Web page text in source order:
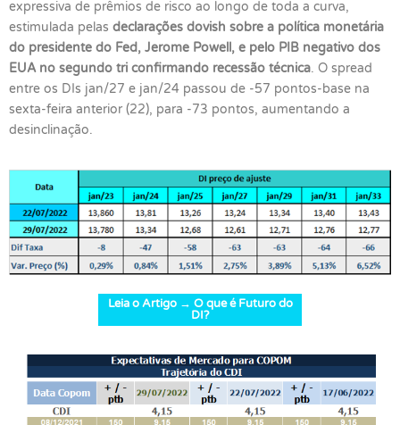
expressiva de prêmios de risco ao longo de toda a curva,
estimulada pelas declarações dovish sobre a política monetária
do presidente do Fed, Jerome Powell, e pelo PIB negativo dos
EUA no segundo tri confirmando recessão técnica. O spread
entre os DIs jan/27 e jan/24 passou de -57 pontos-base na
sexta-feira anterior (22), para -73 pontos, aumentando a
desinclinação.
Leia o Artigo → O que é Futuro do
DI?